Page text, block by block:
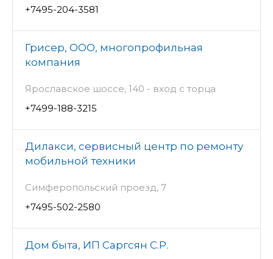
+7495-204-3581
Грисер, ООО, многопрофильная
компания
Ярославское шоссе, 140 - вход с торца
+7499-188-3215
Дилакси, сервисный центр по ремонту
мобильной техники
Симферопольский проезд, 7
+7495-502-2580
Дом быта, ИП Саргсян С.Р.